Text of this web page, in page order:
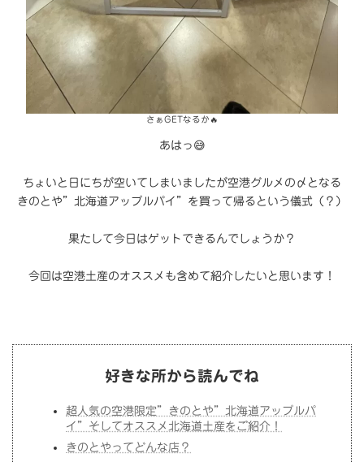
さぁGETなるか🔥
あはっ😅
ちょいと日にちが空いてしまいましたが空港グルメの〆となる
きのとや”北海道アップルパイ”を買って帰るという儀式（？）
果たして今日はゲットできるんでしょうか？
今回は空港土産のオススメも含めて紹介したいと思います！
好きな所から読んでね
超人気の空港限定”きのとや”北海道アップルパ
イ”そしてオススメ北海道土産をご紹介！
きのとやってどんな店？